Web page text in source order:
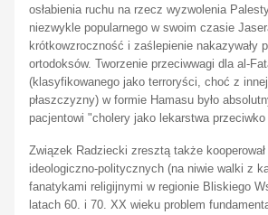
osłabienia ruchu na rzecz wyzwolenia
niezwykle popularnego w swoim czasie
krótkowzroczność i zaślepienie nakazywały
ortodoksów. Tworzenie przeciwwagi dla al-
(klasyfikowanego jako terroryści, choć z
płaszczyzny) w formie Hamasu było
pacjentowi "cholery jako lekarstwa
Związek Radziecki zresztą także
ideologiczno-politycznych (na niwie walki z
fanatykami religijnymi w regionie Bliskiego
latach 60. i 70. XX wieku problem